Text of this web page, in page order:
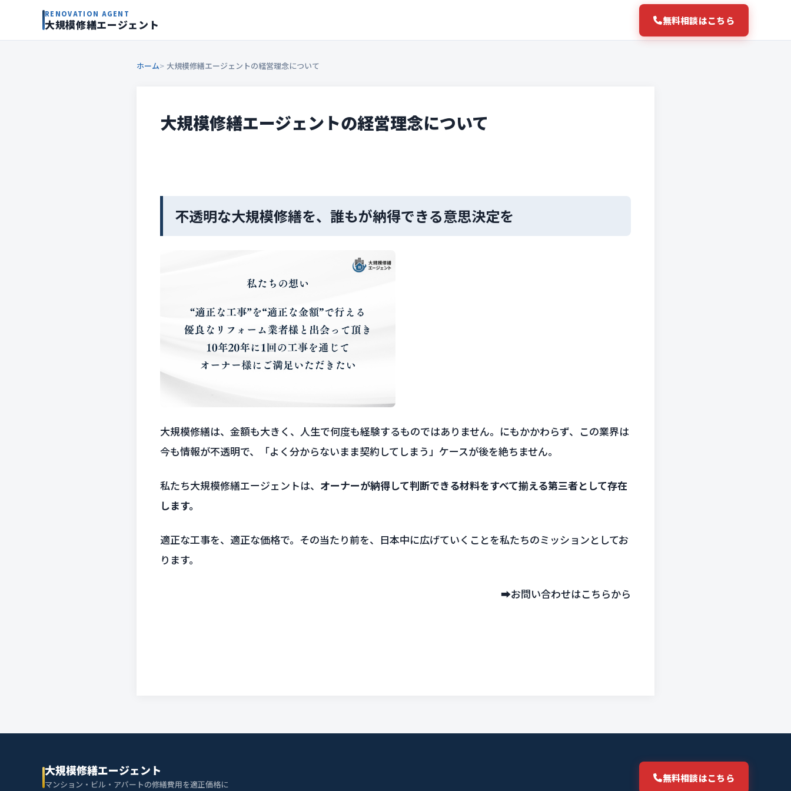
RENOVATION AGENT
大規模修繕エージェント 無料相談はこちら
ホーム 大規模修繕エージェントの経営理念について
大規模修繕エージェントの経営理念について
不透明な大規模修繕を、誰もが納得できる意思決定を
大規模修繕は、金額も大きく、人生で何度も経験するものではありません。にもかかわらず、この業界は
今も情報が不透明で、「よく分からないまま契約してしまう」ケースが後を絶ちません。
私たち大規模修繕エージェントは、 オーナーが納得して判断できる材料をすべて揃える第三者として存在
します。
適正な工事を、適正な価格で。その当たり前を、日本中に広げていくことを私たちのミッションとしてお
ります。
➡️お問い合わせはこちらから
大規模修繕エージェント
マンション・ビル・アパートの修繕費用を適正価格に
無料相談はこちら